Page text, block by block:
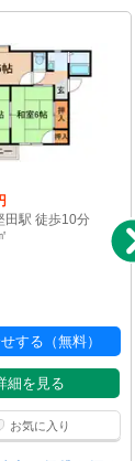
田駅 徒歩10分
する（無料）
細を見る
お気に入り